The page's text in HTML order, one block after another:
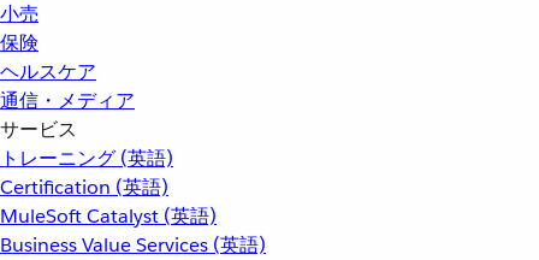
小売
保険
ヘルスケア
通信・メディア
サービス
トレーニング (英語)
Certification (英語)
MuleSoft Catalyst (英語)
Business Value Services (英語)